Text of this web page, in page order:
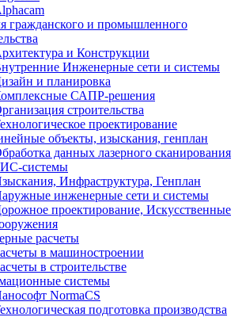
гражданского и промышленного
и Конструкции
Инженерные сети и системы
и планировка
САПР-решения
строительства
проектирование
объекты, изыскания, генплан
данных лазерного сканирования
системы
Инфраструктура, Генплан
инженерные сети и системы
проектирование, Искусственные
расчеты
в машиностроении
в строительстве
системы
NormaCS
подготовка производства